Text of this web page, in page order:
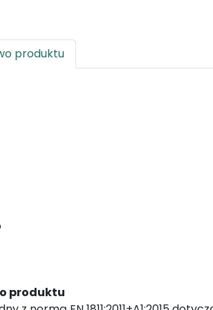
produktu
produktu